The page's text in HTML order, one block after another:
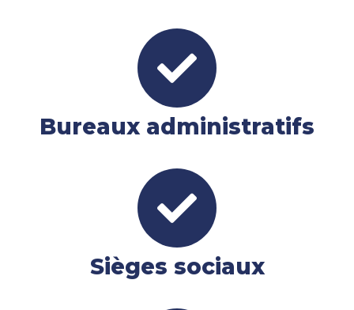
Bureaux administratifs
Sièges sociaux